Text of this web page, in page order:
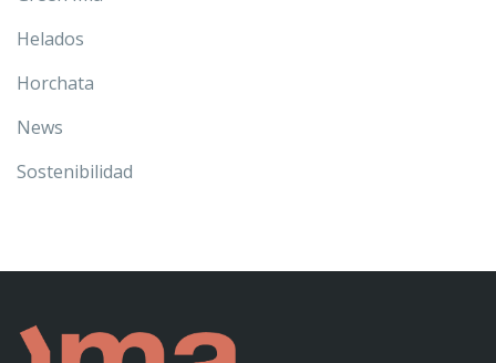
Helados
Horchata
News
Sostenibilidad